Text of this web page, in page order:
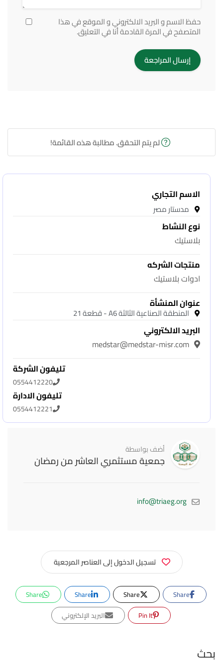
حفظ الاسم و البريد الالكتروني و الموقع في هذا
المتصفح في المرة القادمة أنا في التعليق.
لم يتم التحقق. مطالبة هذه القائمة!
الاسم التجاري
مدستار مصر
نوع النشاط
بلاستيك
منتجات الشركه
ادوات بلاستيك
عنوان المنشأة
المنطقة الصناعية الثالثة A6 - قطعة 21
البريد الالكتروني
medstar@medstar-misr.com
تليفون الشركة
0554412220
تليفون الادارة
0554412221
أضف بواسطة
جمعية مستثمري العاشر من رمضان
info@triaeg.org
تسجيل الدخول إلى العناصر المرجعية
Share
Share
Share
Share
Pin It
البريد الإلكتروني
بحث